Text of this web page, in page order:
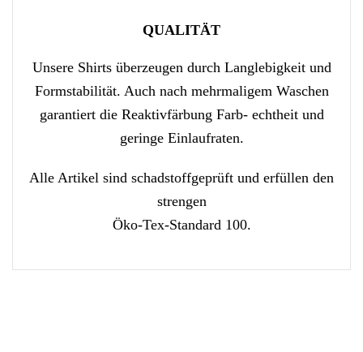
QUALITÄT
Unsere Shirts überzeugen durch Langlebigkeit und
Formstabilität. Auch nach mehrmaligem Waschen
garantiert die Reaktivfärbung Farb- echtheit und
geringe Einlaufraten.
Alle Artikel sind schadstoffgeprüft und erfüllen den
strengen
Öko-Tex-Standard 100.